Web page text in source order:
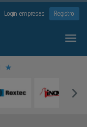
Login empresas Registro